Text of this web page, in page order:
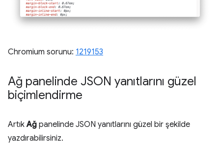
Chromium sorunu: 1219153
Ağ panelinde JSON yanıtlarını güzel
biçimlendirme
ArtıkAğ panelinde JSON yanıtlarını güzel bir şekilde
yazdırabilirsiniz.